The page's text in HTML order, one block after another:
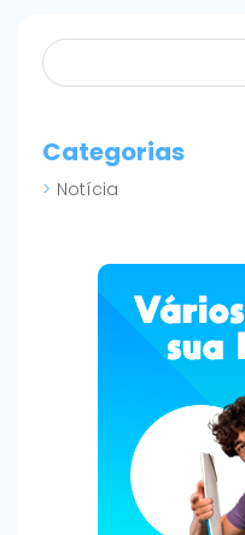
Categorias
Notícia